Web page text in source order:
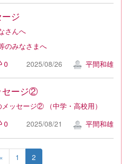
ジ
さんへ
のみなさまへ
0 2025/08/26 平間和雄
セージ②
ッセージ② （中学・高校用）
0 2025/08/21 平間和雄
« 1 2